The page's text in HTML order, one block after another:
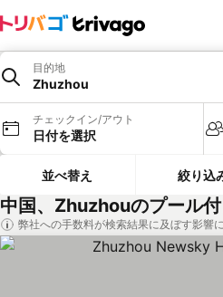
目的地
Zhuzhou
チェックイン/アウト
日付を選択
並べ替え 絞り込
中国、Zhuzhouのプール
弊社への手数料が検索結果に及ぼす影響